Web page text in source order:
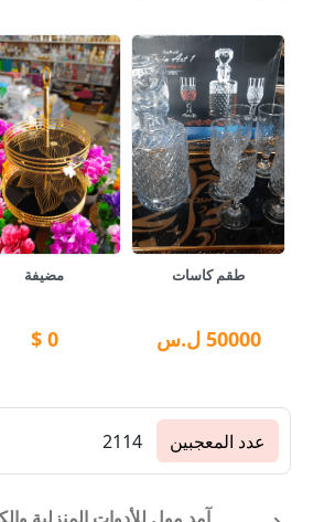
طقم كاسات
50000 ل.س
مضيفة
0
$
2114 عدد المعجبين